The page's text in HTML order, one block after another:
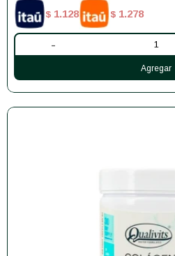
$ 1.128 $ 1.278
-